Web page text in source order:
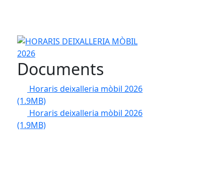
HORARIS DEIXALLERIA MÒBIL 2026
Documents
Horaris deixalleria mòbil 2026
(1.9MB)
Horaris deixalleria mòbil 2026
(1.9MB)